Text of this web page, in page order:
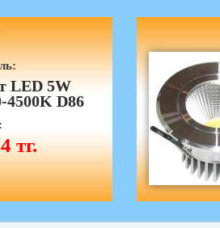
LED 5W
4500K D86
тг.